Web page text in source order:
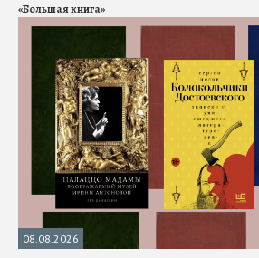
«Большая книга»
08.08.2026